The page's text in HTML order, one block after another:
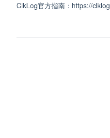
ClkLog官方指南： https://